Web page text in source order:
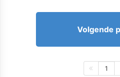
Volgende
1